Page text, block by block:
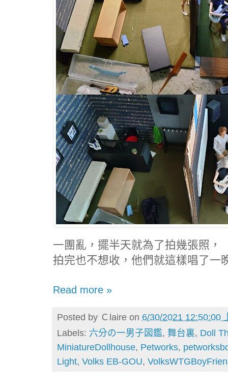
一團亂，擺半天就為了拍幾張照，
拍完也不想收，他們就這樣唱了一
Read more »
Posted by Ｃlaire on 6/30/2021 12:50:00
Labels: 六分の一男子図鑑, 舞台裏, Doll
MiniatureDollhouse, Petworks,
Light, Volks EB-GOU,